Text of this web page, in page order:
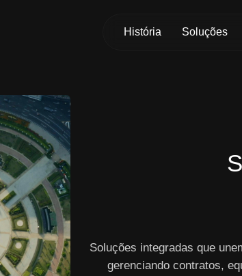
História Soluções
Soluções integradas que
gerenciando contratos,